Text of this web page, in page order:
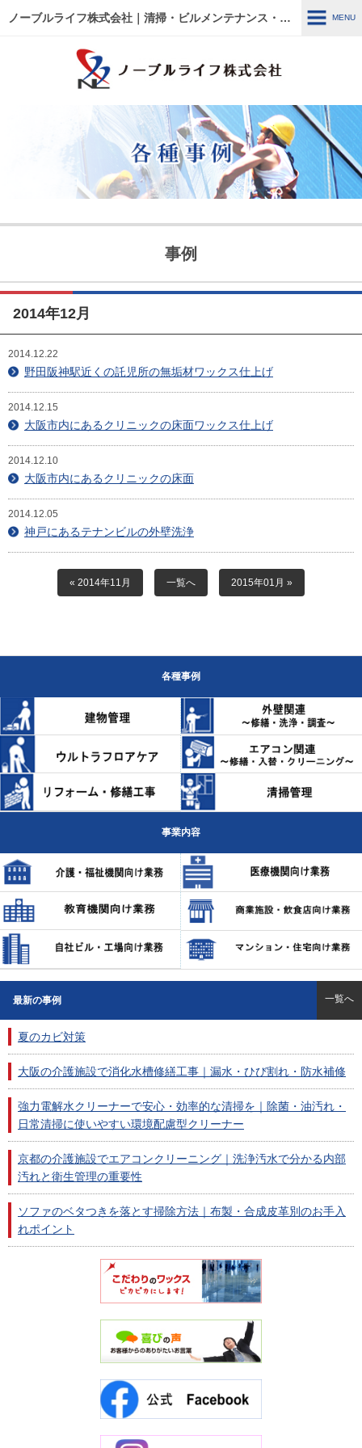
ノーブルライフ株式会社｜清掃・ビルメンテナンス・施設管理・改修工事｜大阪・兵庫・京都・滋賀・東京 MENU
各種事例
ノーブルライフの強み・特徴
ウルトラフロアケア
エアコン関連 ～修繕・入
替・クリーニング～
目安・価格表
会社概要
アクセスマップ
お問合せ
事例
2014年12月
2014.12.22
野田阪神駅近くの託児所の無垢材ワックス仕上げ
2014.12.15
大阪市内にあるクリニックの床面ワックス仕上げ
2014.12.10
大阪市内にあるクリニックの床面
2014.12.05
神戸にあるテナンビルの外壁洗浄
« 2014年11月 一覧へ 2015年01月 »
各種事例
事業内容
最新の事例 一覧へ
夏のカビ対策
大阪の介護施設で消化水槽修繕工事｜漏水・ひび割れ・防水補修
強力電解水クリーナーで安心・効率的な清掃を｜除菌・油汚れ・
日常清掃に使いやすい環境配慮型クリーナー
京都の介護施設でエアコンクリーニング｜洗浄汚水で分かる内部
汚れと衛生管理の重要性
ソファのベタつきを落とす掃除方法｜布製・合成皮革別のお手入
れポイント